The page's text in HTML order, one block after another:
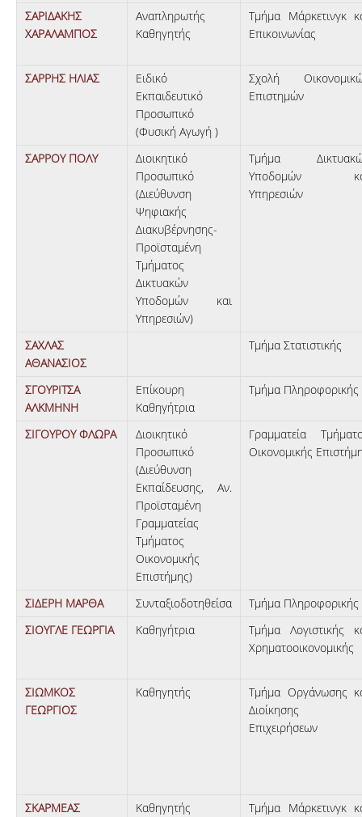
ΣΑΡΙΔΑΚΗΣ
ΧΑΡΑΛΑΜΠΟΣ
Αναπληρωτής
Καθηγητής
Τμήμα Μάρκετινγκ
Επικοινωνίας
ΣΑΡΡΗΣ ΗΛΙΑΣ
Ειδικό
Εκπαιδευτικό
Προσωπικό
(Φυσική Αγωγή )
Σχολή
Επιστημών
ΣΑΡΡΟΥ ΠΟΛΥ
Διοικητικό
Προσωπικό
(Διεύθυνση
Ψηφιακής
Διακυβέρνησης-
Προϊσταμένη
Τμήματος
Δικτυακών
Υποδομών και
Υπηρεσιών)
Τμήμα
Υποδομών
Υπηρεσιών
ΣΑΧΛΑΣ
ΑΘΑΝΑΣΙΟΣ
Τμήμα Στατιστικής
ΣΓΟΥΡΙΤΣΑ
ΑΛΚΜΗΝΗ
Επίκουρη
Καθηγήτρια
Τμήμα Πληροφορικής
ΣΙΓΟΥΡΟΥ ΦΛΩΡΑ
Διοικητικό
Προσωπικό
(Διεύθυνση
Εκπαίδευσης, Αν.
Προϊσταμένη
Γραμματείας
Τμήματος
Οικονομικής
Επιστήμης)
Γραμματεία
Οικονομικής
ΣΙΔΕΡΗ ΜΑΡΘΑ Συνταξιοδοτηθείσα
Τμήμα Πληροφορικής
ΣΙΟΥΓΛΕ ΓΕΩΡΓΙΑ
Καθηγήτρια
Τμήμα Λογιστικής
Χρηματοοικονομικής
ΣΙΩΜΚΟΣ
ΓΕΩΡΓΙΟΣ
Καθηγητής
Τμήμα Οργάνωσης
Διοίκησης
Επιχειρήσεων
ΣΚΑΡΜΕΑΣ
Καθηγητής
Τμήμα Μάρκετινγκ